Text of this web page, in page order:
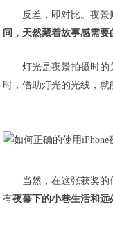
反差，即对比。夜景
间，天然藏着故事感需要
灯光是夜景拍摄时
时，借助灯光的光线，就
当然，在这张获奖
有夜幕下的小巷生活和远